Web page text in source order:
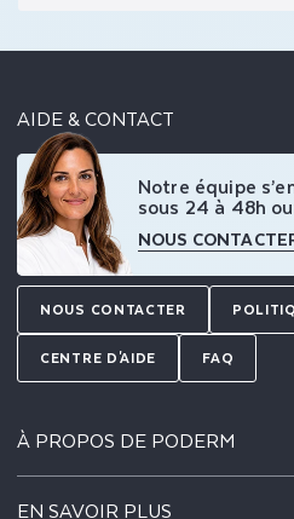
AIDE & CONTACT
Notre équipe
sous 24 à 48h
NOUS
NOUS CONTACTER
CENTRE D'AIDE FAQ
À PROPOS DE PODERM
EN SAVOIR PLUS